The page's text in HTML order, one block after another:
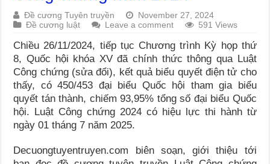
Đề cương Tuyên truyền
November 27, 2024
Đề cương luật
Leave a comment 591 Views
Chiều 26/11/2024, tiếp tục Chương trình Kỳ họp thứ
8, Quốc hội khóa XV đã chính thức thông qua Luật
Công chứng (sửa đổi), kết quả biểu quyết điện tử cho
thấy, có 450/453 đại biểu Quốc hội tham gia biểu
quyết tán thành, chiếm 93,95% tổng số đại biểu Quốc
hội. Luật Công chứng 2024 có hiệu lực thi hành từ
ngày 01 tháng 7 năm 2025.
Decuongtuyentruyen.com biên soạn, giới thiệu tới